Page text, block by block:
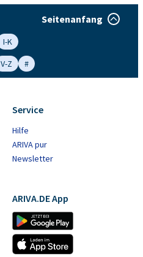
Seitenanfang
I-K
V-Z #
Service
Hilfe
ARIVA pur
Newsletter
ARIVA.DE App